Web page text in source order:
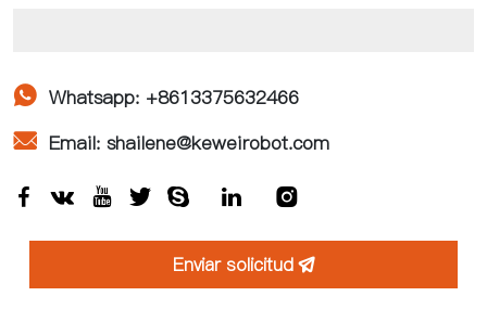
 Whatsapp: +8613375632466
 Email: shailene@keweirobot.com
      
Enviar solicitud